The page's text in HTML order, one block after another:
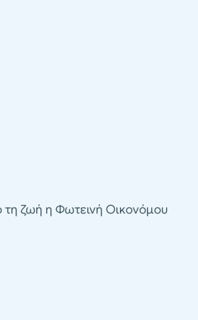
τη ζωή η Φωτεινή Οικονόμου